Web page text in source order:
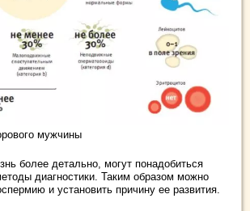
мужчины
более детально, могут понадобиться
диагностики. Таким образом можно
и установить причину ее развития.